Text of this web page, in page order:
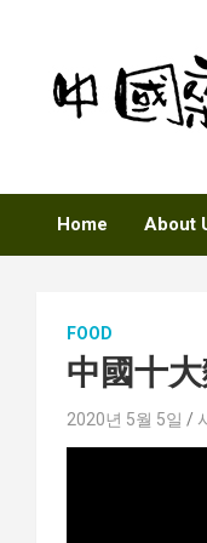
Home About
FOOD
中國十
2020년 5월 5일